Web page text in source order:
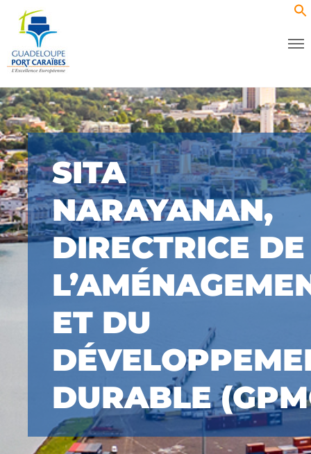
SITA
NARAYANAN,
DIRECTRICE DE
ET DU
DURABLE